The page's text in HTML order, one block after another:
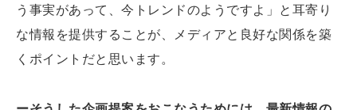
う事実があって、今トレンドのようですよ」と耳寄り
な情報を提供することが、メディアと良好な関係を築
くポイントだと思います。